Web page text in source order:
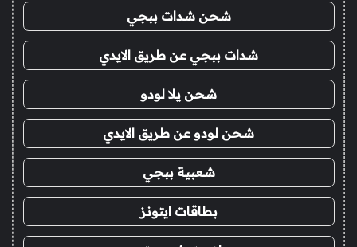
شحن شدات ببجي
شدات ببجي عن طريق الايدي
شحن يلا لودو
شحن لودو عن طريق الايدي
شعبية ببجي
بطاقات ايتونز